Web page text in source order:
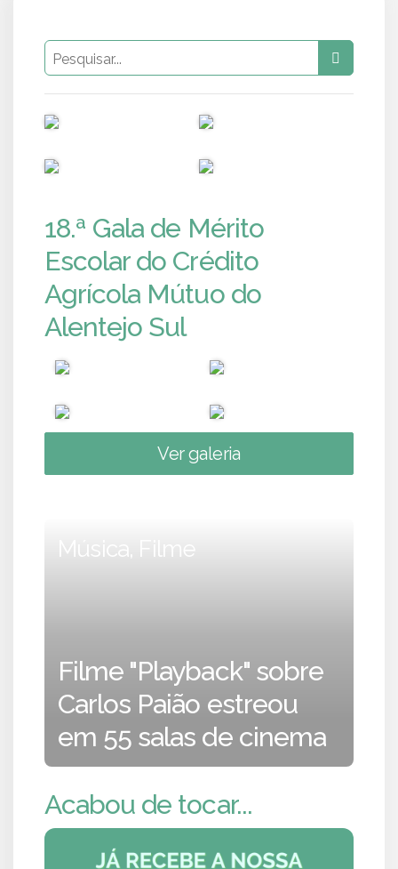
18.ª Gala de Mérito
Escolar do Crédito
Agrícola Mútuo do
Alentejo Sul
Ver galeria
Música, Filme
Filme "Playback" sobre
Carlos Paião estreou
em 55 salas de cinema
Acabou de tocar...